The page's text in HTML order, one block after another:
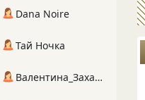
Dana Noire
Тай Ночка
Валентина_Захарова